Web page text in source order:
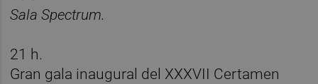
Sala Spectrum.
21 h.
Gran gala inaugural del XXXVII Certamen